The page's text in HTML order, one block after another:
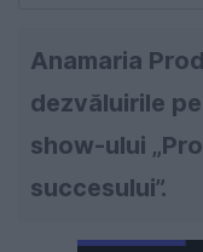
Anamaria
dezvăluirile
show-ului
succesului”.